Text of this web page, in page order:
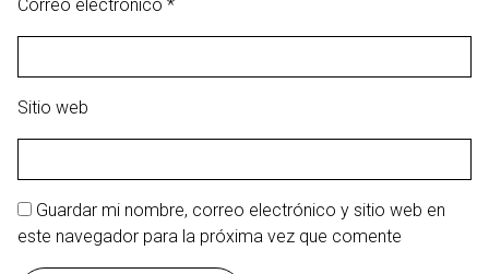
Correo electrónico *
Sitio web
Guardar mi nombre, correo electrónico y sitio web en
este navegador para la próxima vez que comente